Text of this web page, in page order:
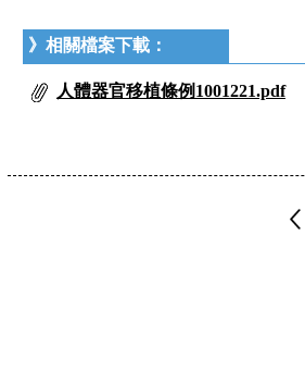
》相關檔案下載：
人體器官移植條例1001221.pdf